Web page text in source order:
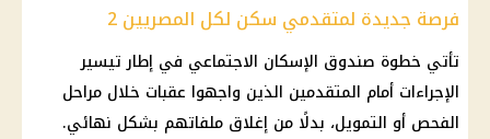
فرصة جديدة لمتقدمي سكن لكل المصريين 2
تأتي خطوة صندوق الإسكان الاجتماعي في إطار تيسير
الإجراءات أمام المتقدمين الذين واجهوا عقبات خلال مراحل
الفحص أو التمويل، بدلًا من إغلاق ملفاتهم بشكل نهائي.